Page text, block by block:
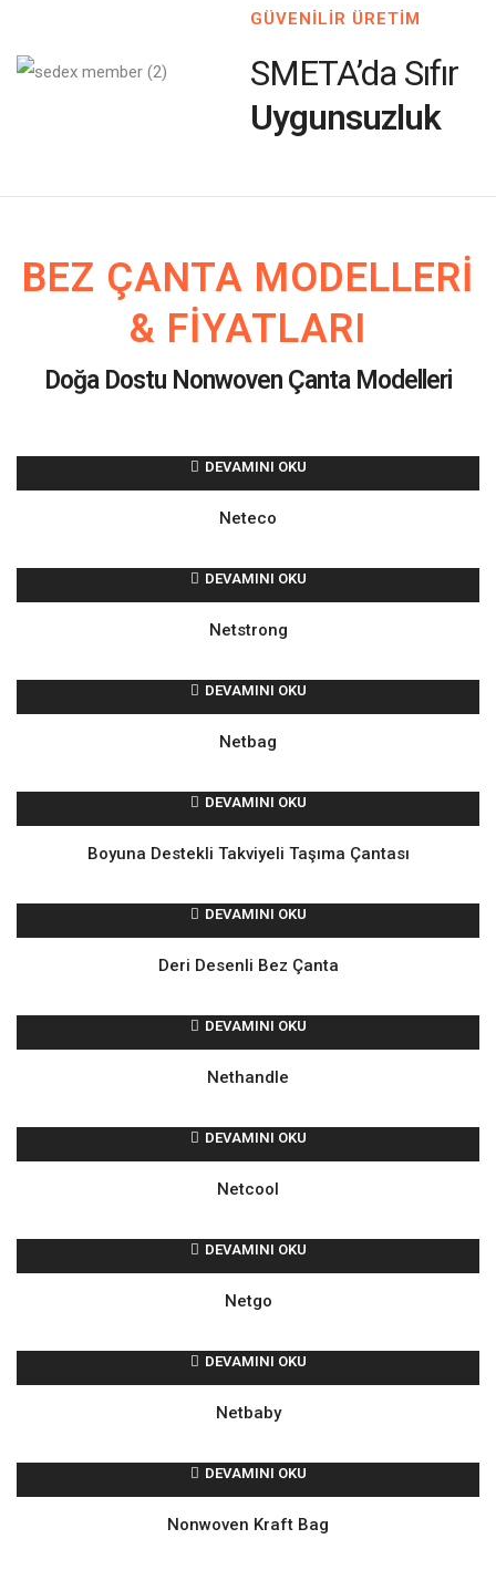
GÜVENİLİR ÜRETİM
SMETA’da Sıfır
Uygunsuzluk
BEZ ÇANTA MODELLERI
& FIYATLARI
Doğa Dostu Nonwoven Çanta Modelleri
DEVAMINI OKU
Neteco
DEVAMINI OKU
Netstrong
DEVAMINI OKU
Netbag
DEVAMINI OKU
Boyuna Destekli Takviyeli Taşıma Çantası
DEVAMINI OKU
Deri Desenli Bez Çanta
DEVAMINI OKU
Nethandle
DEVAMINI OKU
Netcool
DEVAMINI OKU
Netgo
DEVAMINI OKU
Netbaby
DEVAMINI OKU
Nonwoven Kraft Bag